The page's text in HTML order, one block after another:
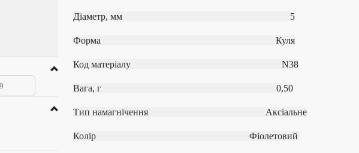
Діаметр, мм 5
Форма Куля
Код матеріалу N38
Вага, г 0,50
Тип намагнічення Аксіальне
Колір Фіолетовий